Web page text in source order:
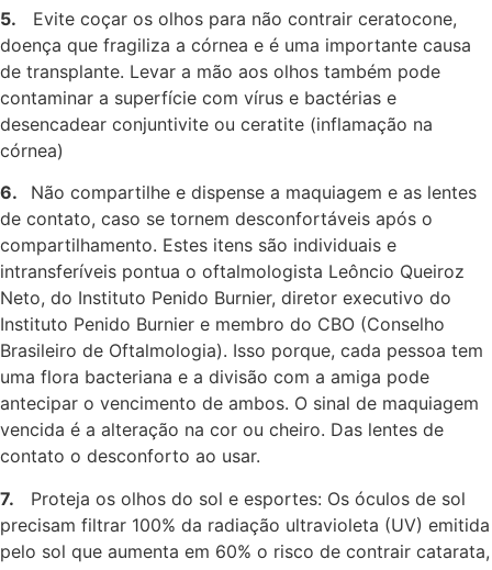
5. Evite coçar os olhos para não contrair ceratocone,
doença que fragiliza a córnea e é uma importante causa
de transplante. Levar a mão aos olhos também pode
contaminar a superfície com vírus e bactérias e
desencadear conjuntivite ou ceratite (inflamação na
córnea)
6. Não compartilhe e dispense a maquiagem e as lentes
de contato, caso se tornem desconfortáveis após o
compartilhamento. Estes itens são individuais e
intransferíveis pontua o oftalmologista Leôncio Queiroz
Neto, do Instituto Penido Burnier, diretor executivo do
Instituto Penido Burnier e membro do CBO (Conselho
Brasileiro de Oftalmologia). Isso porque, cada pessoa tem
uma flora bacteriana e a divisão com a amiga pode
antecipar o vencimento de ambos. O sinal de maquiagem
vencida é a alteração na cor ou cheiro. Das lentes de
contato o desconforto ao usar.
7. Proteja os olhos do sol e esportes: Os óculos de sol
precisam filtrar 100% da radiação ultravioleta (UV) emitida
pelo sol que aumenta em 60% o risco de contrair catarata,